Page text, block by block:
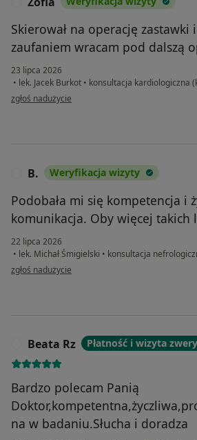
Skierował na operację zastawki
zaufaniem wracam pod dalszą
23 lipca 2026
• lek. Jacek Burkot • konsultacja kardiologiczna
w opinii użytkownika Zofia
zgłoś nadużycie
B. Weryfikacja wizyty
Podobała mi się kompetencja i
komunikacja. Oby więcej takich
22 lipca 2026
• lek. Michał Śmigielski • konsultacja
w opinii użytkownika B.
zgłoś nadużycie
Beata Rz Płatność i wizyta
Bardzo polecam Panią
na w badaniu.Słucha i doradza